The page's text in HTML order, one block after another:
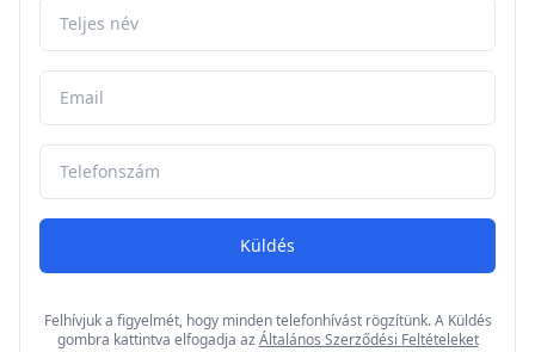
Küldés
Felhívjuk a figyelmét, hogy minden telefonhívást rögzítünk. A Küldés
gombra kattintva elfogadja az Általános Szerződési Feltételeket